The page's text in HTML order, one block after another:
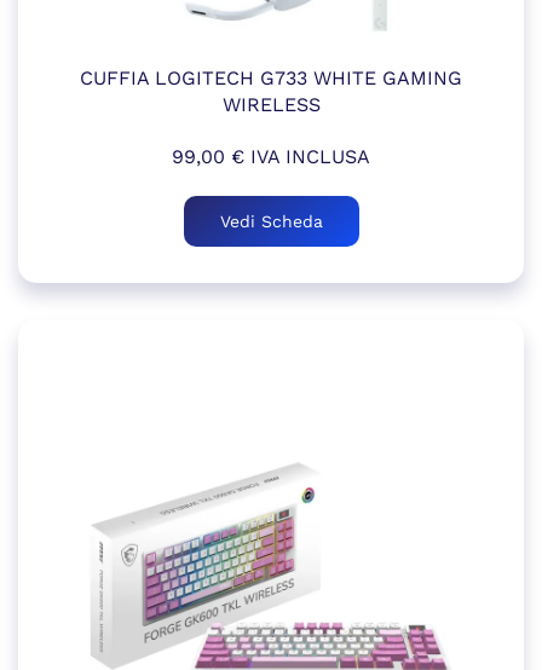
CUFFIA LOGITECH G733 WHITE GAMING
WIRELESS
99,00 € IVA INCLUSA
Vedi Scheda